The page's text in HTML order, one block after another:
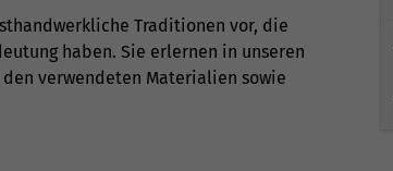
Traditionen vor, die
haben. Sie erlernen in unseren
verwendeten Materialien sowie